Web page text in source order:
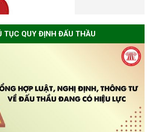
TỤC QUY ĐỊNH ĐẤU THẦU